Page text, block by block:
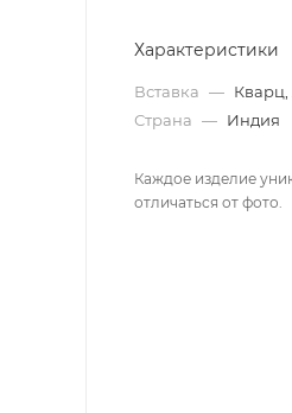
Характеристики
Вставка —
Страна — Индия
Каждое изделие
отличаться от фото.